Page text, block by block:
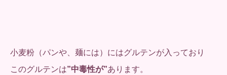
小麦粉（パンや、麺には）にはグルテンが入っており
このグルテンは”中毒性が”あります。